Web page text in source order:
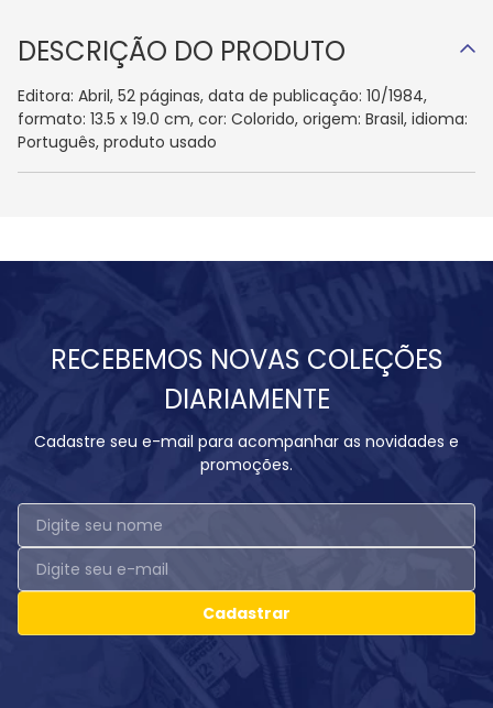
DESCRIÇÃO DO PRODUTO
Editora: Abril, 52 páginas, data de publicação: 10/1984,
formato: 13.5 x 19.0 cm, cor: Colorido, origem: Brasil, idioma:
Português, produto usado
RECEBEMOS NOVAS COLEÇÕES
DIARIAMENTE
Cadastre seu e-mail para acompanhar as novidades e
promoções.
Cadastrar